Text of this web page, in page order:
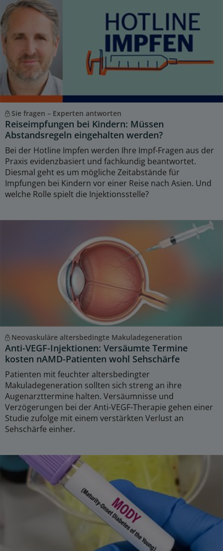
Sie fragen – Experten antworten
Reiseimpfungen bei Kindern: Müssen
Abstandsregeln eingehalten werden?
Bei der Hotline Impfen werden Ihre Impf-Fragen aus der
Praxis evidenzbasiert und fachkundig beantwortet.
Diesmal geht es um mögliche Zeitabstände für
Impfungen bei Kindern vor einer Reise nach Asien. Und
welche Rolle spielt die Injektionsstelle?
Neovaskuläre altersbedingte Makuladegeneration
Anti-VEGF-Injektionen: Versäumte Termine
kosten nAMD-Patienten wohl Sehschärfe
Patienten mit feuchter altersbedingter
Makuladegeneration sollten sich streng an ihre
Augenarzttermine halten. Versäumnisse und
Verzögerungen bei der Anti-VEGF-Therapie gehen einer
Studie zufolge mit einem verstärkten Verlust an
Sehschärfe einher.